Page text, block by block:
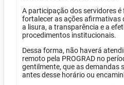
A participação dos servidores
fortalecer as ações afirmativas
a lisura, a transparência e a
procedimentos institucionais.
Dessa forma, não haverá
remoto pela PROGRAD no
gentilmente, que as demandas
antes desse horário ou